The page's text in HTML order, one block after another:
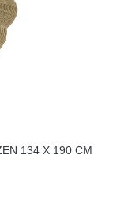
134 X 190 CM